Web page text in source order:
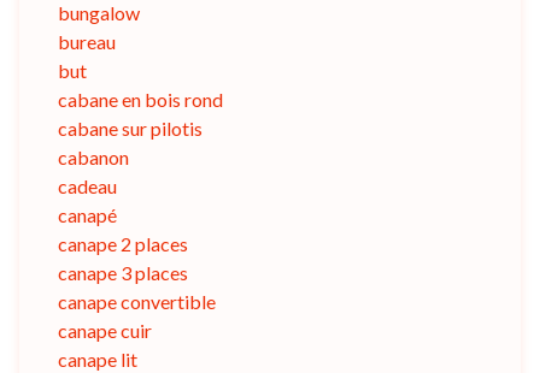
bungalow
bureau
but
cabane en bois rond
cabane sur pilotis
cabanon
cadeau
canapé
canape 2 places
canape 3 places
canape convertible
canape cuir
canape lit